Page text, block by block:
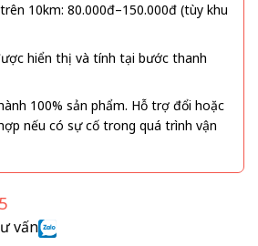
10km: 80.000đ–150.000đ (tùy khu
hiển thị và tính tại bước thanh
100% sản phẩm. Hỗ trợ đổi hoặc
nếu có sự cố trong quá trình vận
vấn